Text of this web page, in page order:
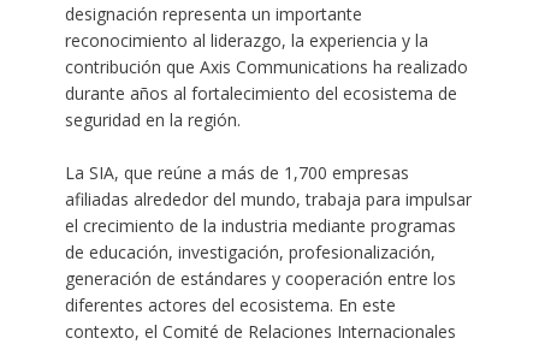
designación representa un importante
reconocimiento al liderazgo, la experiencia y la
contribución que Axis Communications ha realizado
durante años al fortalecimiento del ecosistema de
seguridad en la región.
La SIA, que reúne a más de 1,700 empresas
afiliadas alrededor del mundo, trabaja para impulsar
el crecimiento de la industria mediante programas
de educación, investigación, profesionalización,
generación de estándares y cooperación entre los
diferentes actores del ecosistema. En este
contexto, el Comité de Relaciones Internacionales